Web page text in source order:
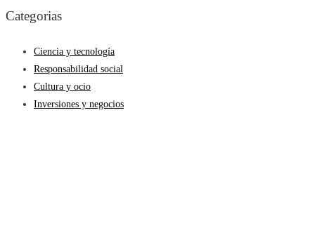
Categorias
Ciencia y tecnología
Responsabilidad social
Cultura y ocio
Inversiones y negocios